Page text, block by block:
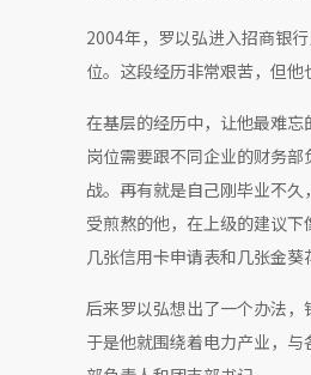
2004年，罗以弘进入招商银
位。这段经历非常艰苦，但
在基层的经历中，让他最难
岗位需要跟不同企业的财务
战。再有就是自己刚毕业不
受煎熬的他，在上级的建议
几张信用卡申请表和几张金葵
后来罗以弘想出了一个办法，
于是他就围绕着电力产业，